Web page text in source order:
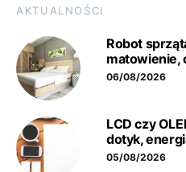
AKTUALNOŚCI
Robot
matowienie,
06/08/2026
LCD czy
dotyk,
05/08/2026